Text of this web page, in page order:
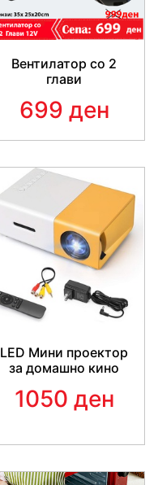
Вентилатор со 2
глави
699 ден
LED Мини проектор
за домашно кино
1050 ден